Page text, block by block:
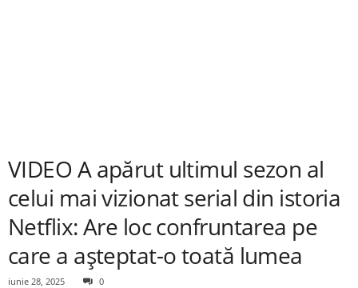
VIDEO A apărut ultimul sezon al
celui mai vizionat serial din istoria
Netflix: Are loc confruntarea pe
care a așteptat-o toată lumea
iunie 28, 2025 0